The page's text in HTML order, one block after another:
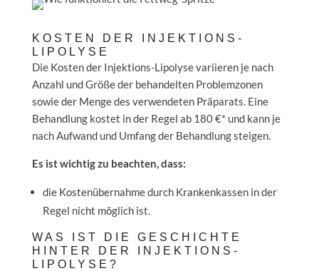
KOSTEN DER INJEKTIONS-
LIPOLYSE
Die Kosten der Injektions-Lipolyse variieren je nach
Anzahl und Größe der behandelten Problemzonen
sowie der Menge des verwendeten Präparats. Eine
Behandlung kostet in der Regel ab 180 €* und kann je
nach Aufwand und Umfang der Behandlung steigen.
Es ist wichtig zu beachten, dass:
die Kostenübernahme durch Krankenkassen in der
Regel nicht möglich ist.
WAS IST DIE GESCHICHTE
HINTER DER INJEKTIONS-
LIPOLYSE?